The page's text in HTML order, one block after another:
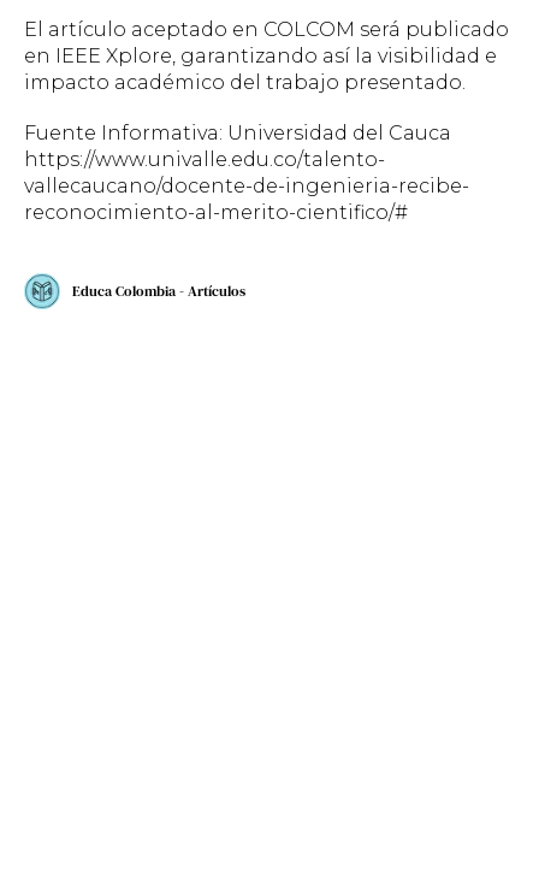
El artículo aceptado en COLCOM será publicado
en IEEE Xplore, garantizando así la visibilidad e
impacto académico del trabajo presentado.
Fuente Informativa: Universidad del Cauca
https://www.univalle.edu.co/talento-
vallecaucano/docente-de-ingenieria-recibe-
reconocimiento-al-merito-cientifico/#
Educa Colombia - Artículos